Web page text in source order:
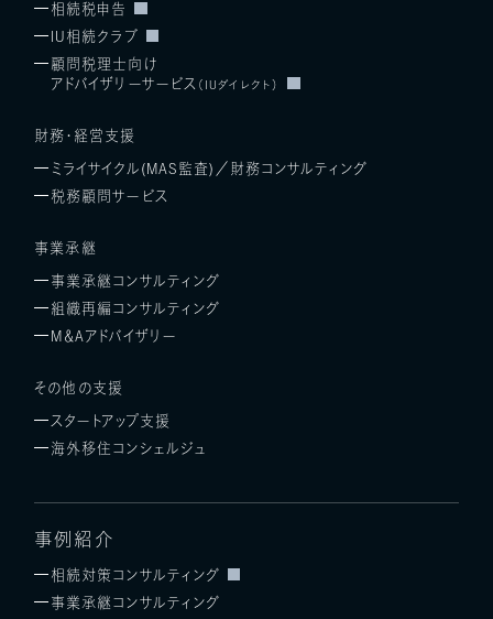
相続税申告
IU相続クラブ
顧問税理士向け
アドバイザリーサービス （IUダイレクト）
財務・経営支援
ミライサイクル(MAS監査)／ 財務コンサルティング
税務顧問サービス
事業承継
事業承継コンサルティング
組織再編コンサルティング
M＆Aアドバイザリー
その他の支援
スタートアップ支援
海外移住コンシェルジュ
事例紹介
相続対策コンサルティング
事業承継コンサルティング